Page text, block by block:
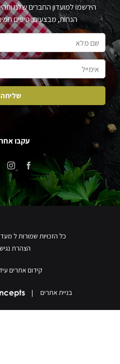
הירשמו למועדון החברים שלנו
הנחות, מבצעים, טיפים
עקבו
כל הזכויות שמורות ל מעדני
הצהרת
קידום אתרים
בניית אתרים |